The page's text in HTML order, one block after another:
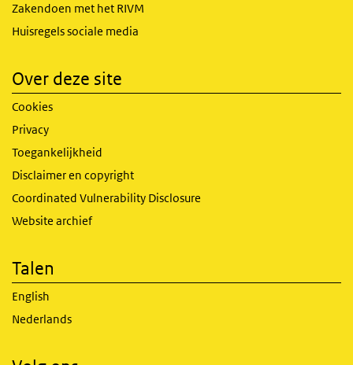
Zakendoen met het RIVM
Huisregels sociale media
Over deze site
Cookies
Privacy
Toegankelijkheid
Disclaimer en copyright
Coordinated Vulnerability Disclosure
Website archief
Talen
English
Nederlands